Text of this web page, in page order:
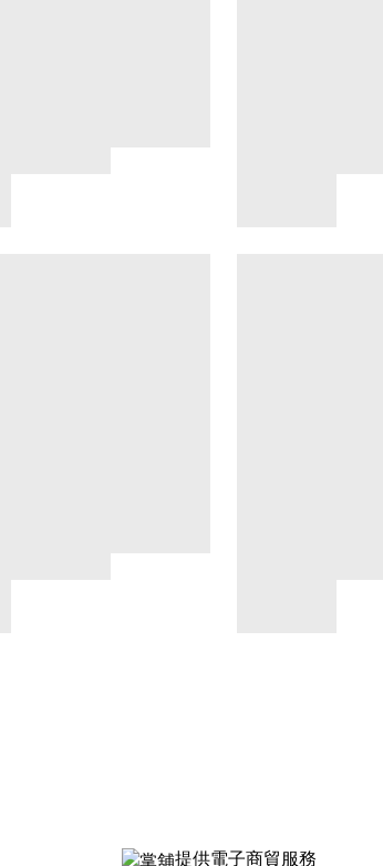
提供電子商貿服務